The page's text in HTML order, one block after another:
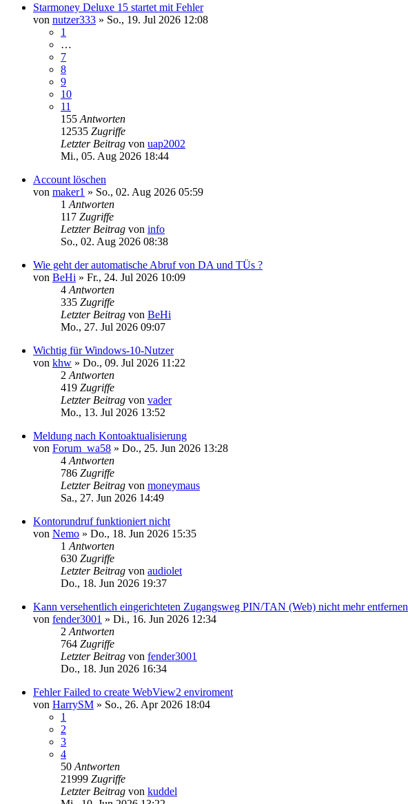
Starmoney Deluxe 15 startet mit Fehler
von nutzer333 » So., 19. Jul 2026 12:08
1
…
7
8
9
10
11
155 Antworten
12535 Zugriffe
Letzter Beitrag von uap2002
Mi., 05. Aug 2026 18:44
Account löschen
von maker1 » So., 02. Aug 2026 05:59
1 Antworten
117 Zugriffe
Letzter Beitrag von info
So., 02. Aug 2026 08:38
Wie geht der automatische Abruf von DA und TÜs ?
von BeHi » Fr., 24. Jul 2026 10:09
4 Antworten
335 Zugriffe
Letzter Beitrag von BeHi
Mo., 27. Jul 2026 09:07
Wichtig für Windows-10-Nutzer
von khw » Do., 09. Jul 2026 11:22
2 Antworten
419 Zugriffe
Letzter Beitrag von vader
Mo., 13. Jul 2026 13:52
Meldung nach Kontoaktualisierung
von Forum_wa58 » Do., 25. Jun 2026 13:28
4 Antworten
786 Zugriffe
Letzter Beitrag von moneymaus
Sa., 27. Jun 2026 14:49
Kontorundruf funktioniert nicht
von Nemo » Do., 18. Jun 2026 15:35
1 Antworten
630 Zugriffe
Letzter Beitrag von audiolet
Do., 18. Jun 2026 19:37
Kann versehentlich eingerichteten Zugangsweg PIN/TAN (Web) nicht mehr entfernen
von fender3001 » Di., 16. Jun 2026 12:34
2 Antworten
764 Zugriffe
Letzter Beitrag von fender3001
Do., 18. Jun 2026 16:34
Fehler Failed to create WebView2 enviroment
von HarrySM » So., 26. Apr 2026 18:04
1
2
3
4
50 Antworten
21999 Zugriffe
Letzter Beitrag von kuddel